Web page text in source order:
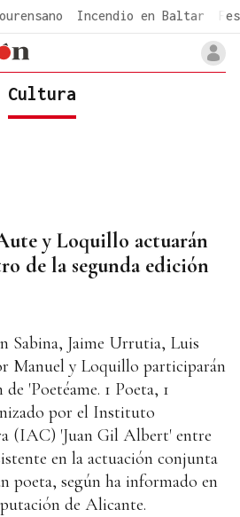
Incendio en Baltar
Cultura
y Loquillo actuarán
de la segunda edición
Sabina, Jaime Urrutia, Luis
Manuel y Loquillo participarán
'Poetéame. 1 Poeta, 1
por el Instituto
(IAC) 'Juan Gil Albert' entre
en la actuación conjunta
poeta, según ha informado en
de Alicante.